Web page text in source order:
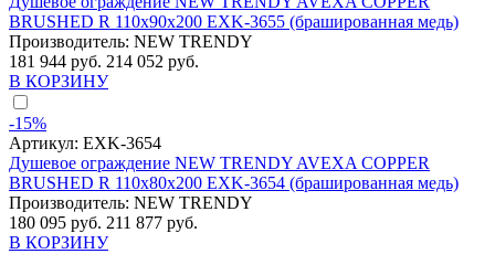
BRUSHED R 110x90x200 EXK-3655 (брашированная медь)
Производитель: NEW TRENDY
181 944 руб. 214 052 руб.
В КОРЗИНУ
-15%
Артикул: EXK-3654
Душевое ограждение NEW TRENDY AVEXA COPPER
BRUSHED R 110x80x200 EXK-3654 (брашированная медь)
Производитель: NEW TRENDY
180 095 руб. 211 877 руб.
В КОРЗИНУ